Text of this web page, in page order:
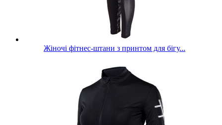
Жіночі фітнес-штани з принтом для бігу...